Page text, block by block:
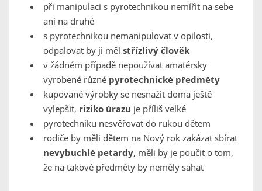
při manipulaci s pyrotechnikou nemířit na sebe
ani na druhé
s pyrotechnikou nemanipulovat v opilosti,
odpalovat by ji měl střízlivý člověk
v žádném případě nepoužívat amatérsky
vyrobené různé pyrotechnické předměty
kupované výrobky se nesnažit doma ještě
vylepšit, riziko úrazu je příliš velké
pyrotechniku nesvěřovat do rukou dětem
rodiče by měli dětem na Nový rok zakázat sbírat
nevybuchlé petardy, měli by je poučit o tom,
že na takové předměty by neměly sahat